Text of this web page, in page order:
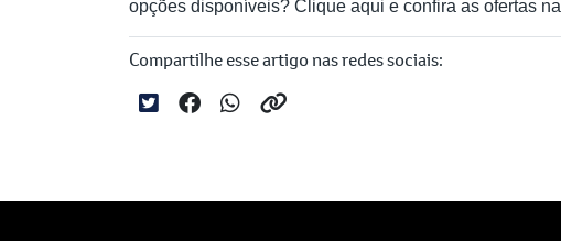
opções disponíveis? Clique aqui e confira as ofertas na
Compartilhe esse artigo nas redes sociais: